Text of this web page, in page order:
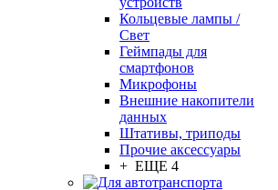
Кольцевые лампы /
Свет
Геймпады для
смартфонов
Микрофоны
Внешние накопители
данных
Штативы, триподы
Прочие аксессуары
+ ЕЩЕ 4